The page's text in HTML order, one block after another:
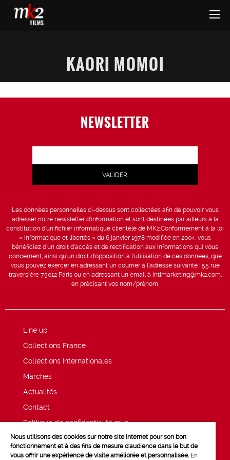
KAORI MOMOI
NEWSLETTER
Les données personnelles ci-dessus sont collectées afin de pouvoir vous
adresser notre newsletter d’information et sont destinées par ailleurs à la
constitution d’un fichier informatique clientèle de MK2.Conformément à la loi
« informatique et libertés » du 6 janvier 1978 modifiée en 2004, vous
bénéficiez d’un droit d’accès et de rectification aux informations qui vous
concernent, ainsi qu’un droit d’opposition à l’utilisation de ces données, que
vous pouvez exercer en adressant un courrier à l’adresse suivante : 55 rue
traversière 75012 Paris ou en adressant un email à intlmarketing@mk2.com,
en précisant vos nom/prénom.
Line up
Collections France
Collections Internationales
Marchés
Actualités
Contact
Politique de confidentialité mk2
Mentions légales
Nous utilisons des cookies sur notre site Internet pour son bon
fonctionnement et à des fins de mesure d'audience dans le but de
vous offrir une expérience de visite améliorée et personnalisée. En